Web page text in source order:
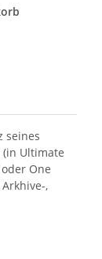
seines
Ultimate
One
,